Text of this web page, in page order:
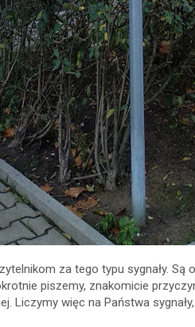
za tego typu sygnały.
piszemy, znakomicie
Liczymy więc na Państwa